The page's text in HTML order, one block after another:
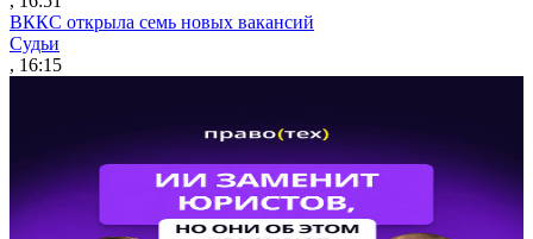
ВККС открыла семь новых вакансий
Судьи
, 16:15